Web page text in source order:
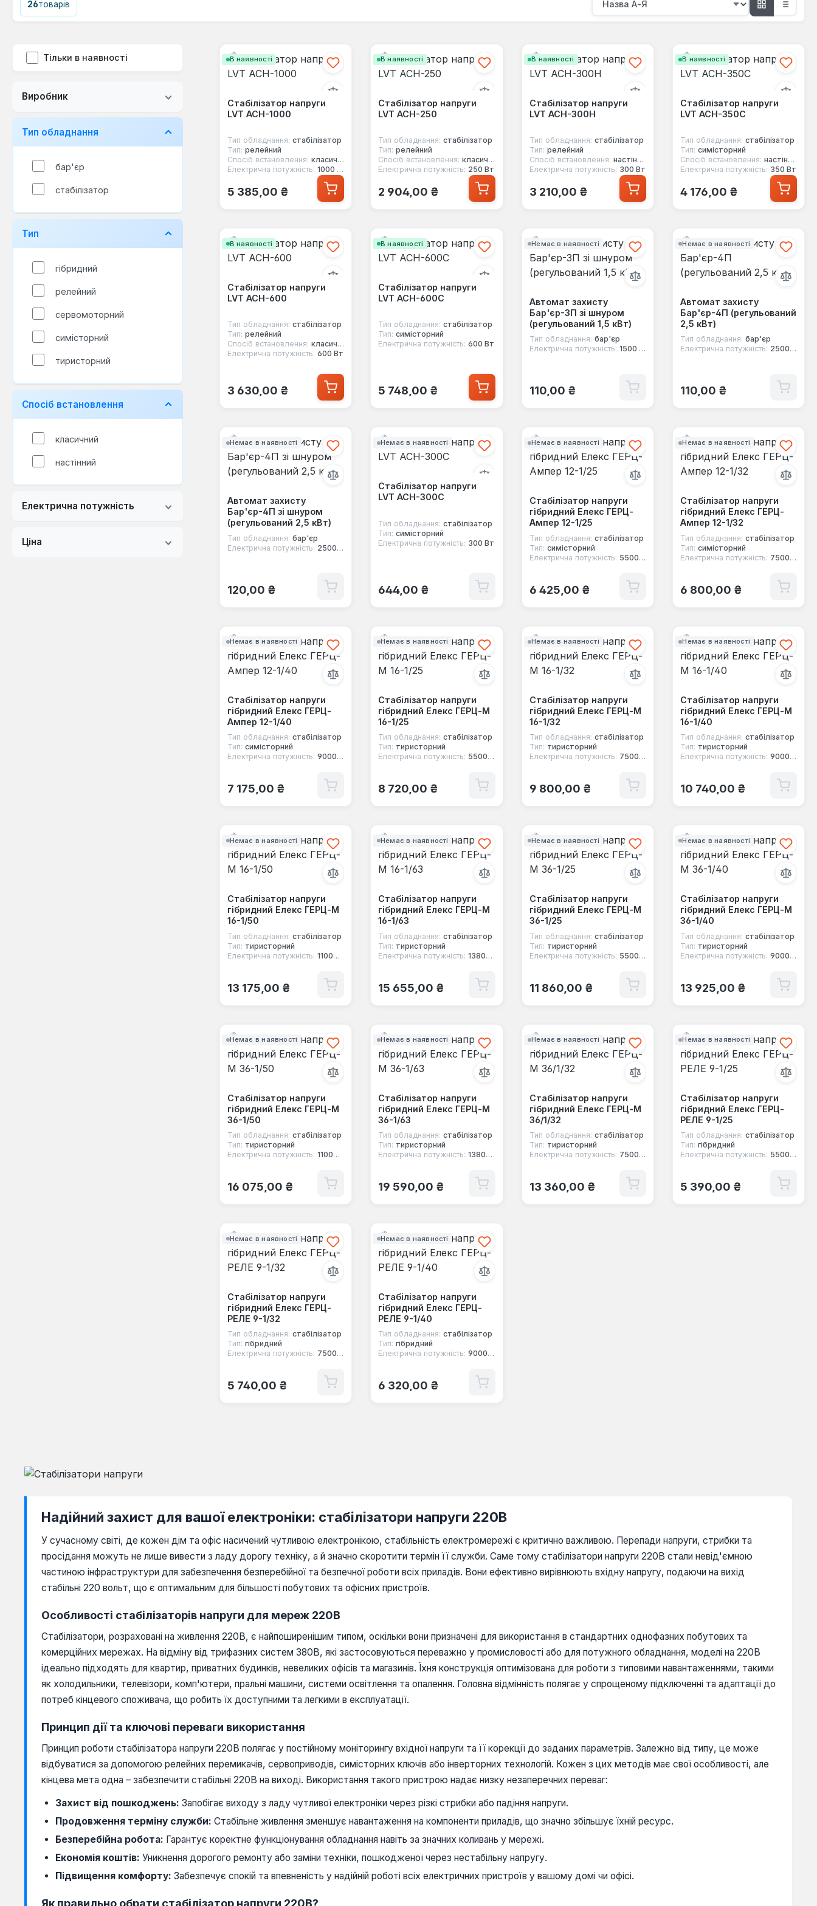
26товарів
Тільки в наявності
Виробник
Тип обладнання
бар'єр
стабілізатор
Тип
гібридний
релейний
сервомоторний
симісторний
тиристорний
Спосіб встановлення
класичний
настінний
Електрична потужність
Ціна
В наявності
Стабілізатор напруги
LVT ACH-1000
Тип обладнання: стабілізатор
Тип: релейний
Спосіб встановлення: класичний
Електрична потужність: 1000 Вт
Звичайна ціна:
5 385,00 ₴
В наявності
Стабілізатор напруги
LVT ACH-250
Тип обладнання: стабілізатор
Тип: релейний
Спосіб встановлення: класичний
Електрична потужність: 250 Вт
Звичайна ціна:
2 904,00 ₴
В наявності
Стабілізатор напруги
LVT ACH-300H
Тип обладнання: стабілізатор
Тип: релейний
Спосіб встановлення: настінний
Електрична потужність: 300 Вт
Звичайна ціна:
3 210,00 ₴
В наявності
Стабілізатор напруги
LVT ACH-350С
Тип обладнання: стабілізатор
Тип: симісторний
Спосіб встановлення: настінний
Електрична потужність: 350 Вт
Звичайна ціна:
4 176,00 ₴
В наявності
Стабілізатор напруги
LVT ACH-600
Тип обладнання: стабілізатор
Тип: релейний
Спосіб встановлення: класичний
Електрична потужність: 600 Вт
Звичайна ціна:
3 630,00 ₴
В наявності
Стабілізатор напруги
LVT ACH-600C
Тип обладнання: стабілізатор
Тип: симісторний
Електрична потужність: 600 Вт
Звичайна ціна:
5 748,00 ₴
Немає в наявності
Автомат захисту
Бар'єр-3П зі шнуром
(регульований 1,5 кВт)
Тип обладнання: бар'єр
Електрична потужність: 1500 Вт
Звичайна ціна:
110,00 ₴
Немає в наявності
Автомат захисту
Бар'єр-4П (регульований
2,5 кВт)
Тип обладнання: бар'єр
Електрична потужність: 2500 Вт
Звичайна ціна:
110,00 ₴
Немає в наявності
Автомат захисту
Бар'єр-4П зі шнуром
(регульований 2,5 кВт)
Тип обладнання: бар'єр
Електрична потужність: 2500 Вт
Звичайна ціна:
120,00 ₴
Немає в наявності
Стабілізатор напруги
LVT ACH-300C
Тип обладнання: стабілізатор
Тип: симісторний
Електрична потужність: 300 Вт
Звичайна ціна:
644,00 ₴
Немає в наявності
Стабілізатор напруги
гібридний Елекс ГЕРЦ-
Ампер 12-1/25
Тип обладнання: стабілізатор
Тип: симісторний
Електрична потужність: 5500 Вт
Звичайна ціна:
6 425,00 ₴
Немає в наявності
Стабілізатор напруги
гібридний Елекс ГЕРЦ-
Ампер 12-1/32
Тип обладнання: стабілізатор
Тип: симісторний
Електрична потужність: 7500 Вт
Звичайна ціна:
6 800,00 ₴
Немає в наявності
Стабілізатор напруги
гібридний Елекс ГЕРЦ-
Ампер 12-1/40
Тип обладнання: стабілізатор
Тип: симісторний
Електрична потужність: 9000 Вт
Звичайна ціна:
7 175,00 ₴
Немає в наявності
Стабілізатор напруги
гібридний Елекс ГЕРЦ-М
16-1/25
Тип обладнання: стабілізатор
Тип: тиристорний
Електрична потужність: 5500 Вт
Звичайна ціна:
8 720,00 ₴
Немає в наявності
Стабілізатор напруги
гібридний Елекс ГЕРЦ-М
16-1/32
Тип обладнання: стабілізатор
Тип: тиристорний
Електрична потужність: 7500 Вт
Звичайна ціна:
9 800,00 ₴
Немає в наявності
Стабілізатор напруги
гібридний Елекс ГЕРЦ-М
16-1/40
Тип обладнання: стабілізатор
Тип: тиристорний
Електрична потужність: 9000 Вт
Звичайна ціна:
10 740,00 ₴
Немає в наявності
Стабілізатор напруги
гібридний Елекс ГЕРЦ-М
16-1/50
Тип обладнання: стабілізатор
Тип: тиристорний
Електрична потужність: 11000 Вт
Звичайна ціна:
13 175,00 ₴
Немає в наявності
Стабілізатор напруги
гібридний Елекс ГЕРЦ-М
16-1/63
Тип обладнання: стабілізатор
Тип: тиристорний
Електрична потужність: 13800 Вт
Звичайна ціна:
15 655,00 ₴
Немає в наявності
Стабілізатор напруги
гібридний Елекс ГЕРЦ-М
36-1/25
Тип обладнання: стабілізатор
Тип: тиристорний
Електрична потужність: 5500 Вт
Звичайна ціна:
11 860,00 ₴
Немає в наявності
Стабілізатор напруги
гібридний Елекс ГЕРЦ-М
36-1/40
Тип обладнання: стабілізатор
Тип: тиристорний
Електрична потужність: 9000 Вт
Звичайна ціна:
13 925,00 ₴
Немає в наявності
Стабілізатор напруги
гібридний Елекс ГЕРЦ-М
36-1/50
Тип обладнання: стабілізатор
Тип: тиристорний
Електрична потужність: 11000 Вт
Звичайна ціна:
16 075,00 ₴
Немає в наявності
Стабілізатор напруги
гібридний Елекс ГЕРЦ-М
36-1/63
Тип обладнання: стабілізатор
Тип: тиристорний
Електрична потужність: 13800 Вт
Звичайна ціна:
19 590,00 ₴
Немає в наявності
Стабілізатор напруги
гібридний Елекс ГЕРЦ-М
36/1/32
Тип обладнання: стабілізатор
Тип: тиристорний
Електрична потужність: 7500 Вт
Звичайна ціна:
13 360,00 ₴
Немає в наявності
Стабілізатор напруги
гібридний Елекс ГЕРЦ-
РЕЛЕ 9-1/25
Тип обладнання: стабілізатор
Тип: гібридний
Електрична потужність: 5500 Вт
Звичайна ціна:
5 390,00 ₴
Немає в наявності
Стабілізатор напруги
гібридний Елекс ГЕРЦ-
РЕЛЕ 9-1/32
Тип обладнання: стабілізатор
Тип: гібридний
Електрична потужність: 7500 Вт
Звичайна ціна:
5 740,00 ₴
Немає в наявності
Стабілізатор напруги
гібридний Елекс ГЕРЦ-
РЕЛЕ 9-1/40
Тип обладнання: стабілізатор
Тип: гібридний
Електрична потужність: 9000 Вт
Звичайна ціна:
6 320,00 ₴
Надійний захист для вашої електроніки: стабілізатори напруги 220В
У сучасному світі, де кожен дім та офіс насичений чутливою електронікою, стабільність електромережі є критично важливою. Перепади напруги, стрибки та
просідання можуть не лише вивести з ладу дорогу техніку, а й значно скоротити термін її служби. Саме тому стабілізатори напруги 220В стали невід'ємною
частиною інфраструктури для забезпечення безперебійної та безпечної роботи всіх приладів. Вони ефективно вирівнюють вхідну напругу, подаючи на вихід
стабільні 220 вольт, що є оптимальним для більшості побутових та офісних пристроїв.
Особливості стабілізаторів напруги для мереж 220В
Стабілізатори, розраховані на живлення 220В, є найпоширенішим типом, оскільки вони призначені для використання в стандартних однофазних побутових та
комерційних мережах. На відміну від трифазних систем 380В, які застосовуються переважно у промисловості або для потужного обладнання, моделі на 220В
ідеально підходять для квартир, приватних будинків, невеликих офісів та магазинів. Їхня конструкція оптимізована для роботи з типовими навантаженнями, такими
як холодильники, телевізори, комп'ютери, пральні машини, системи освітлення та опалення. Головна відмінність полягає у спрощеному підключенні та адаптації до
потреб кінцевого споживача, що робить їх доступними та легкими в експлуатації.
Принцип дії та ключові переваги використання
Принцип роботи стабілізатора напруги 220В полягає у постійному моніторингу вхідної напруги та її корекції до заданих параметрів. Залежно від типу, це може
відбуватися за допомогою релейних перемикачів, сервоприводів, симісторних ключів або інверторних технологій. Кожен з цих методів має свої особливості, але
кінцева мета одна – забезпечити стабільні 220В на виході. Використання такого пристрою надає низку незаперечних переваг:
Захист від пошкоджень: Запобігає виходу з ладу чутливої електроніки через різкі стрибки або падіння напруги.
Продовження терміну служби: Стабільне живлення зменшує навантаження на компоненти приладів, що значно збільшує їхній ресурс.
Безперебійна робота: Гарантує коректне функціонування обладнання навіть за значних коливань у мережі.
Економія коштів: Уникнення дорогого ремонту або заміни техніки, пошкодженої через нестабільну напругу.
Підвищення комфорту: Забезпечує спокій та впевненість у надійній роботі всіх електричних пристроїв у вашому домі чи офісі.
Як правильно обрати стабілізатор напруги 220В?